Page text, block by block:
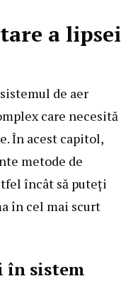
a lipsei
de aer
care necesită
În acest capitol,
metode de
încât să puteți
în cel mai scurt
în sistem